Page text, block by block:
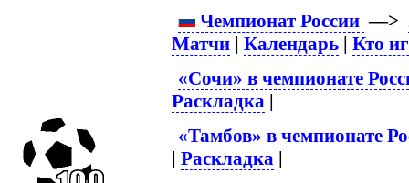
Чемпионат России —>
Матчи |Календарь |Кто
«Сочи» в чемпионате
Раскладка |
«Тамбов» в чемпионате
|Раскладка |